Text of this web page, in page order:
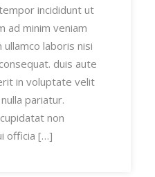
incididunt ut
ad minim veniam
laboris nisi
duis aute
in voluptate velit
pariatur.
non
officia […]